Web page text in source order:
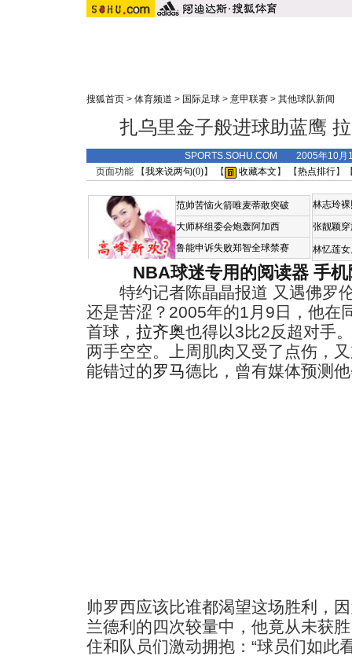
搜狐首页 > 体育频道 > 国际足球 > 意甲联赛 > 其他球队新闻
扎乌里金子般进球助蓝鹰
SPORTS.SOHU.COM 2005年10月
页面功能 【我来说两句(0)】 【 收藏本文 】 【热点排行】
范帅苦恼火箭唯麦蒂敢突破
大师杯组委会炮轰阿加西
鲁能申诉失败郑智全球禁赛
林志玲
张靓颖
林忆莲
NBA球迷专用的阅读器 手
特约记者陈晶晶报道 又遇佛罗
还是苦涩？2005年的1月9日，他在
首球， 拉齐奥也得以3比2反超对手
两手空空。上周肌肉又受了点伤，
能错过的罗马德比，曾有媒体预测
帅罗西应该比谁都渴望这场胜利，
兰德利的四次较量中，他竟从未获
住和队员们激动拥抱：“球员们如此